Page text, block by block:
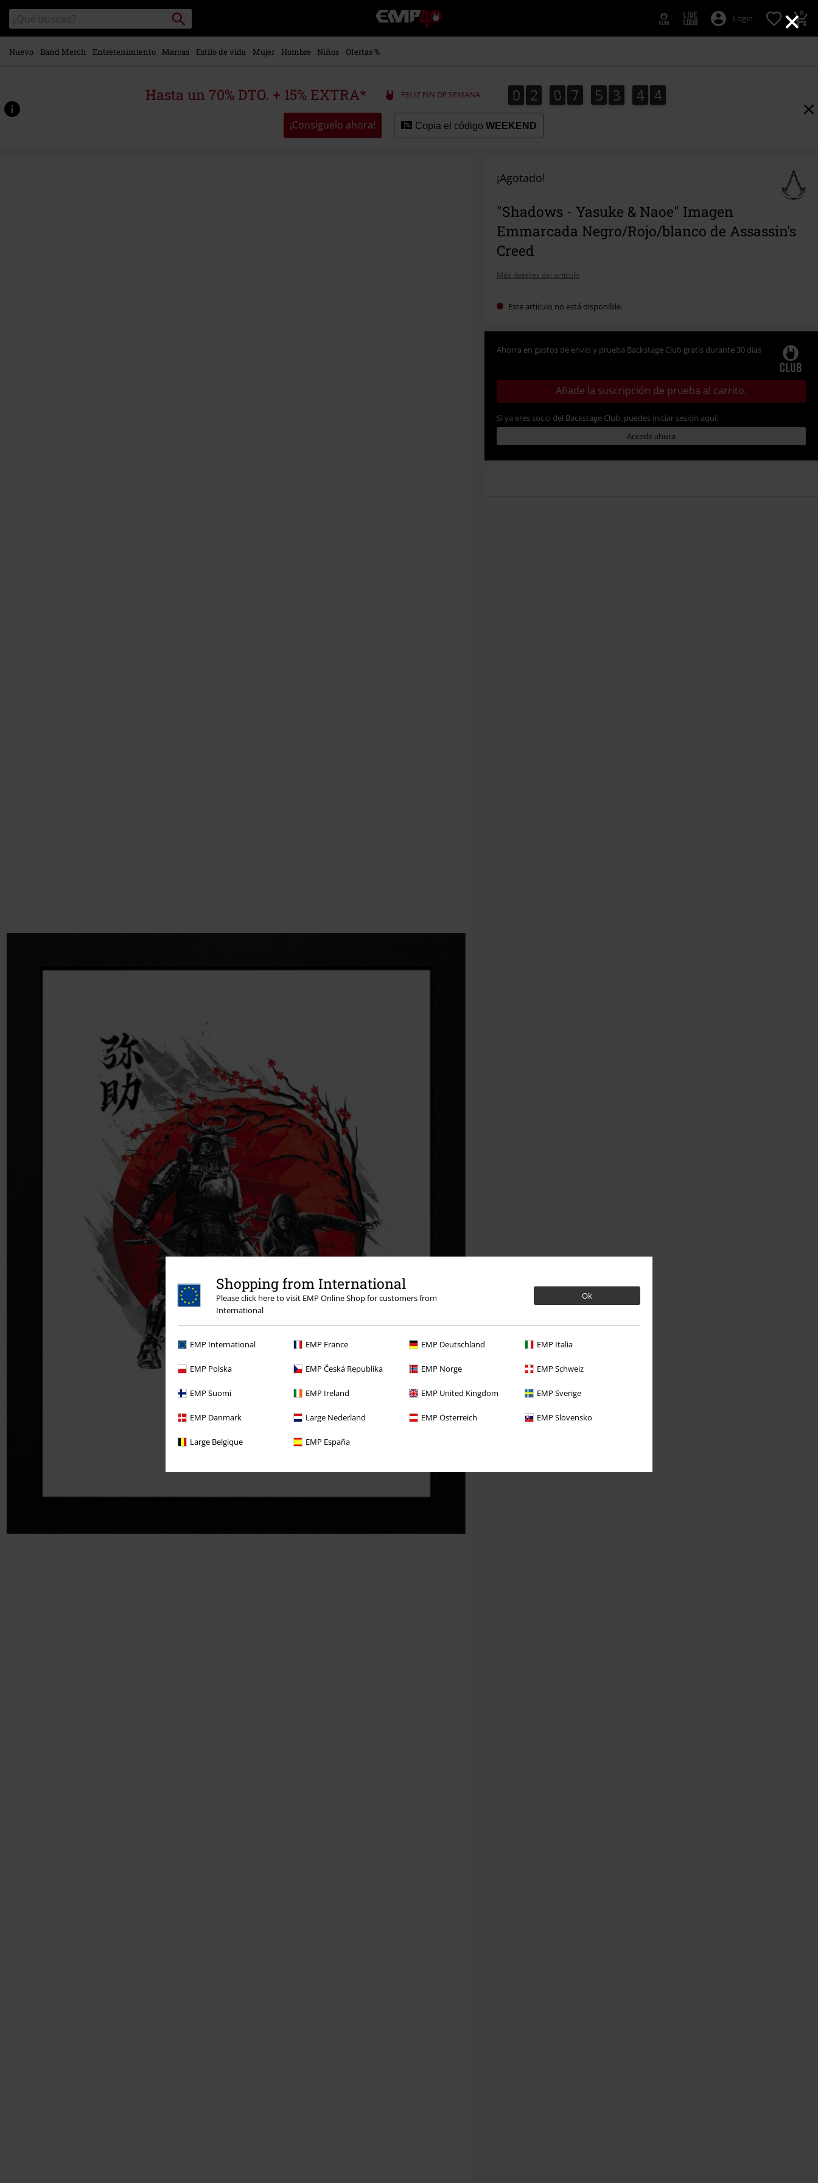
×
Shopping from International
Please click here to visit EMP Online Shop for customers from
International
Ok
EMP International EMP France EMP Deutschland EMP Italia
EMP Polska EMP Česká Republika EMP Norge EMP Schweiz
EMP Suomi EMP Ireland EMP United Kingdom EMP Sverige
EMP Danmark Large Nederland EMP Österreich EMP Slovensko
Large Belgique EMP España
contenido
principal
Buscar
en
el
catálogo
Buscar
EMP
-
Música,
Merch
Ropa
Alternativa
Login 0
Nuevo Band Merch Entretenimiento Marcas Estilo de vida Mujer Hombre Niños Ofertas %
Hasta un 70% DTO. + 15% EXTRA* FELIZ FIN DE SEMANA 0
0 2
2 0
0 7
7 5
5 3
3 4
4 2
3
2
4
3
¡Consíguelo ahora! Copia el código WEEKEND
¡Agotado!
"Shadows - Yasuke & Naoe" Imagen
Emmarcada Negro/Rojo/blanco de Assassin's
Creed
Más detalles del artículo
Este artículo no está disponible.
Ahorra en gastos de envío y prueba Backstage Club gratis durante 30 días
Añade la suscripción de prueba al carrito.
Si ya eres socio del Backstage Club, puedes iniciar sesión aquí:
Accede ahora